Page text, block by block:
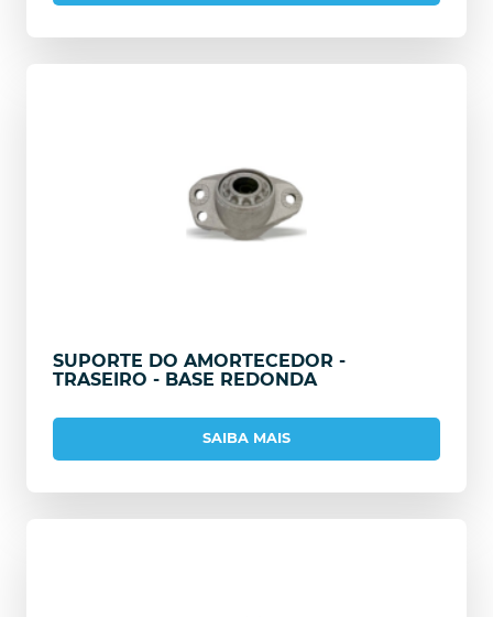
SUPORTE DO AMORTECEDOR -
TRASEIRO - BASE REDONDA
SAIBA MAIS